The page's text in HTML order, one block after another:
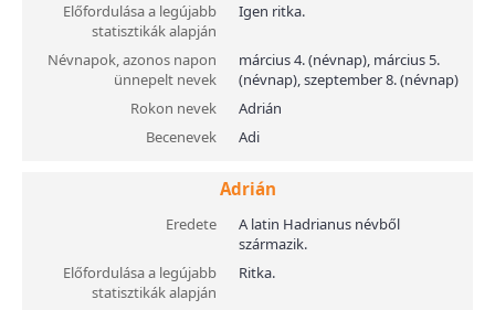
Előfordulása a legújabb
statisztikák alapján
Igen ritka.
Névnapok, azonos napon
ünnepelt nevek
március 4. (névnap), március 5.
(névnap), szeptember 8. (névnap)
Rokon nevek
Adrián
Becenevek
Adi
Adrián
Eredete
A latin Hadrianus névből
származik.
Előfordulása a legújabb
statisztikák alapján
Ritka.